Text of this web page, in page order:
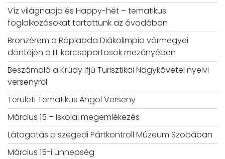
Víz világnapja és Happy-hét – tematikus
foglalkozásokat tartottunk az óvodában
Bronzérem a Röplabda Diákolimpia vármegyei
döntőjén a III. korcsoportosok mezőnyében
Beszámoló a Krúdy Ifjú Turisztikai Nagykövetei nyelvi
versenyről
Területi Tematikus Angol Verseny
Március 15 – Iskolai megemlékezés
Látogatás a szegedi Pártkontroll Múzeum Szobában
Március 15-i ünnepség